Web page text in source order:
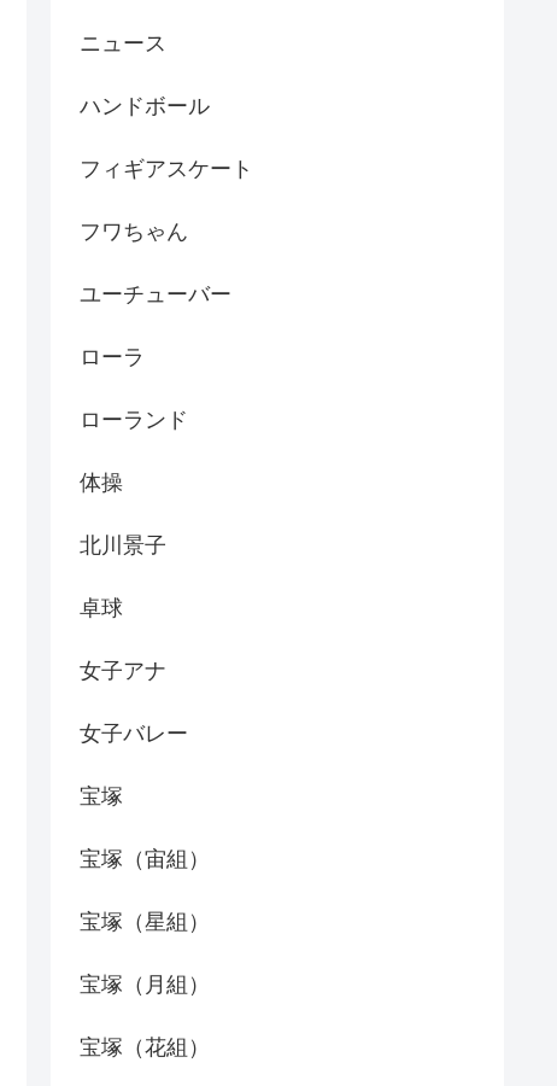
ニュース
ハンドボール
フィギアスケート
フワちゃん
ユーチューバー
ローラ
ローランド
体操
北川景子
卓球
女子アナ
女子バレー
宝塚
宝塚（宙組）
宝塚（星組）
宝塚（月組）
宝塚（花組）